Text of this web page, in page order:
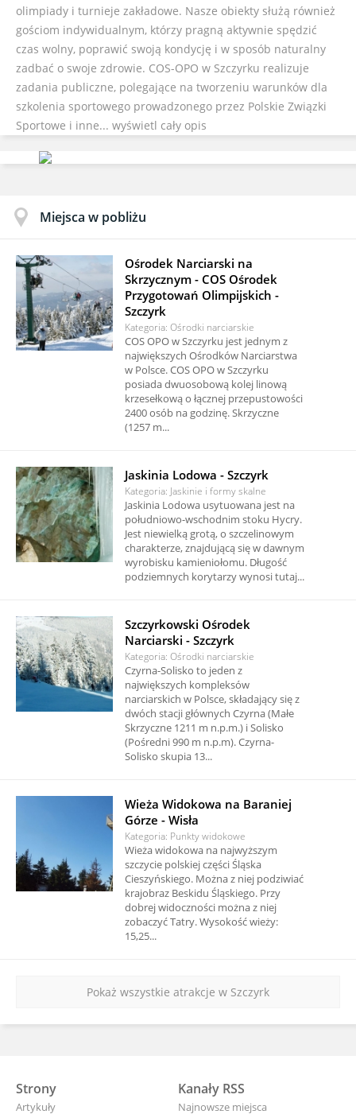
olimpiady i turnieje zakładowe. Nasze obiekty służą również
gościom indywidualnym, którzy pragną aktywnie spędzić
czas wolny, poprawić swoją kondycję i w sposób naturalny
zadbać o swoje zdrowie. COS-OPO w Szczyrku realizuje
zadania publiczne, polegające na tworzeniu warunków dla
szkolenia sportowego prowadzonego przez Polskie Związki
Sportowe i inne... wyświetl cały opis
Miejsca w pobliżu
Ośrodek Narciarski na
Skrzycznym - COS Ośrodek
Przygotowań Olimpijskich -
Szczyrk
Kategoria: Ośrodki narciarskie
COS OPO w Szczyrku jest jednym z
największych Ośrodków Narciarstwa
w Polsce. COS OPO w Szczyrku
posiada dwuosobową kolej linową
krzesełkową o łącznej przepustowości
2400 osób na godzinę. Skrzyczne
(1257 m...
Jaskinia Lodowa - Szczyrk
Kategoria: Jaskinie i formy skalne
Jaskinia Lodowa usytuowana jest na
południowo-wschodnim stoku Hycry.
Jest niewielką grotą, o szczelinowym
charakterze, znajdującą się w dawnym
wyrobisku kamieniołomu. Długość
podziemnych korytarzy wynosi tutaj...
Szczyrkowski Ośrodek
Narciarski - Szczyrk
Kategoria: Ośrodki narciarskie
Czyrna-Solisko to jeden z
największych kompleksów
narciarskich w Polsce, składający się z
dwóch stacji głównych Czyrna (Małe
Skrzyczne 1211 m n.p.m.) i Solisko
(Pośredni 990 m n.p.m). Czyrna-
Solisko skupia 13...
Wieża Widokowa na Baraniej
Górze - Wisła
Kategoria: Punkty widokowe
Wieża widokowa na najwyższym
szczycie polskiej części Śląska
Cieszyńskiego. Można z niej podziwiać
krajobraz Beskidu Śląskiego. Przy
dobrej widoczności można z niej
zobaczyć Tatry. Wysokość wieży:
15,25...
Pokaż wszystkie atrakcje w Szczyrk
Strony
Artykuły
Kanały RSS
Najnowsze miejsca